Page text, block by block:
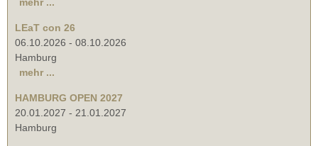
LEaT con 26
06.10.2026 - 08.10.2026
Hamburg
mehr ...
HAMBURG OPEN 2027
20.01.2027 - 21.01.2027
Hamburg